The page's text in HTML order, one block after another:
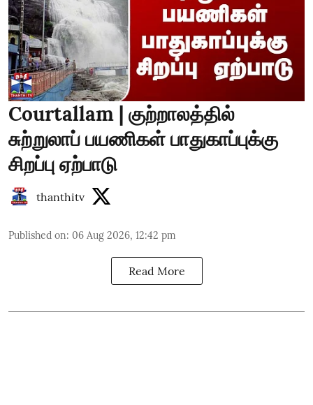
Courtallam | குற்றாலத்தில்
சுற்றுலாப் பயணிகள் பாதுகாப்புக்கு
சிறப்பு ஏற்பாடு
thanthitv
Published on: 06 Aug 2026, 12:42 pm
Read More